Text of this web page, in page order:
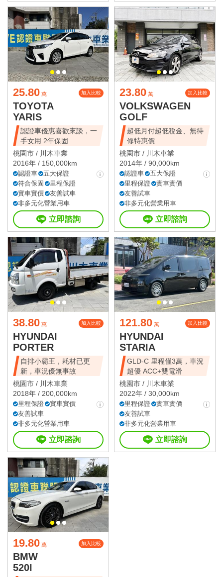
25.80 萬 加入比較
TOYOTA
YARIS
認證車優惠喜歡來談，一
手女用 2年保固
桃園市 / 川木車業
2016年 / 150,000km
認證車
五大保證
符合保固
里程保證
實車實價
友善試車
非多元化營業用車
立即諮詢
23.80 萬 加入比較
VOLKSWAGEN
GOLF
超低月付超低稅金、無待
修特惠價
桃園市 / 川木車業
2014年 / 90,000km
認證車
五大保證
里程保證
實車實價
友善試車
非多元化營業用車
立即諮詢
38.80 萬 加入比較
HYUNDAI
PORTER
自排小霸王，耗材已更
新，車況優無事故
桃園市 / 川木車業
2018年 / 200,000km
里程保證
實車實價
友善試車
非多元化營業用車
立即諮詢
121.80 萬 加入比較
HYUNDAI
STARIA
GLD-C 里程僅3萬，車況
超優 ACC+雙電滑
桃園市 / 川木車業
2022年 / 30,000km
里程保證
實車實價
友善試車
非多元化營業用車
立即諮詢
19.80 萬 加入比較
BMW
520I